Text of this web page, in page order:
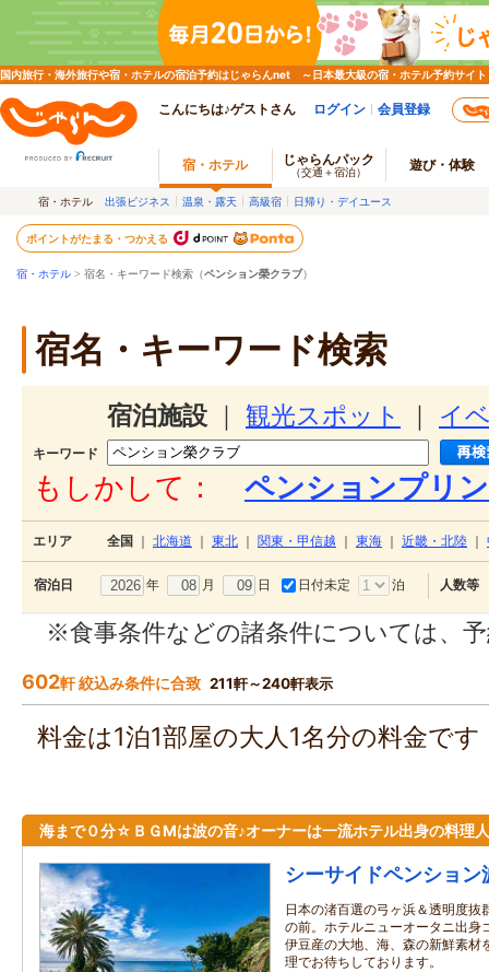
国内旅行・海外旅行や宿・ホテルの宿泊予約はじゃらんnet ～日本最大級の宿・ホテル予約サイト
こんにちは♪ゲストさん ログイン 会員登録
宿・ホテル じゃらんパック
（交通＋宿泊） 遊び・体験
宿・ホテル 出張ビジネス 温泉・露天 高級宿 日帰り・デイユース
ポイントがたまる・つかえる
宿・ホテル > 宿名・キーワード検索（ペンション榮クラブ）
宿名・キーワード検索
宿泊施設 観光スポット イ
キーワード
もしかして： ペンションプリ
エリア 全国 北海道 東北 関東・甲信越 東海 近畿・北陸
宿泊日 年 月 日 日付未定 泊 人数等
※食事条件などの諸条件については、
602軒 絞込み条件に合致 211軒～240軒表示
料金は1泊1部屋の大人1名分の料金で
海まで０分☆ＢＧМは波の音♪オーナーは一流ホテル出身の料理
シーサイドペンション
日本の渚百選の弓ヶ浜＆透明度抜
の前。ホテルニューオータニ出身
伊豆産の大地、海、森の新鮮素材
理でお待ちしております。